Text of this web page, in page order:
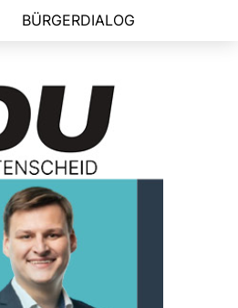
BÜRGERDIALOG